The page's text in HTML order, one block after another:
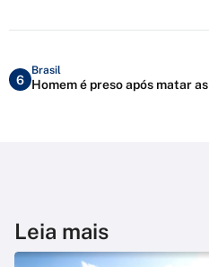
6
Brasil
Homem é preso após matar
Leia mais